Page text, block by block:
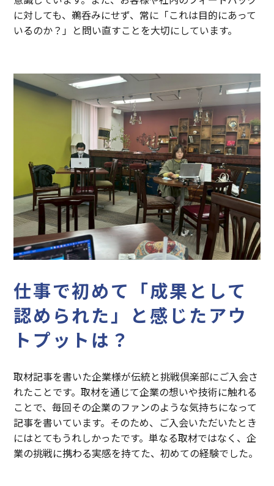
に対しても、鵜呑みにせず、常に「これは目的にあって
いるのか？」と問い直すことを大切にしています。
仕事で初めて「成果として
認められた」と感じたアウ
トプットは？
取材記事を書いた企業様が伝統と挑戦倶楽部にご入会さ
れたことです。取材を通じて企業の想いや技術に触れる
ことで、毎回その企業のファンのような気持ちになって
記事を書いています。そのため、ご入会いただいたとき
にはとてもうれしかったです。単なる取材ではなく、企
業の挑戦に携わる実感を持てた、初めての経験でした。